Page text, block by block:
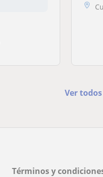
Ver
Términos y